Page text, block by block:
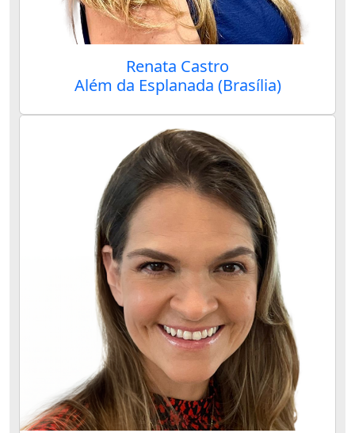
Renata Castro
Além da Esplanada (Brasília)